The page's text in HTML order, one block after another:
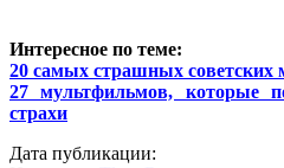
Интересное по теме:
20 самых страшных советских
27 мультфильмов, которые
страхи
Дата публикации: